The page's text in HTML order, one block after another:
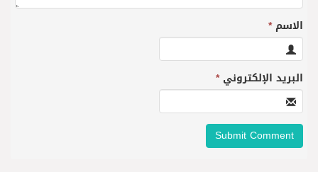
الاسم*
البريد الإلكتروني*